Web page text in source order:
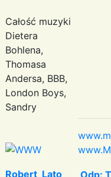
Całość muzyki
Dietera
Bohlena,
Thomasa
Andersa, BBB,
London Boys,
Sandry
Robert_Lato
Odp: